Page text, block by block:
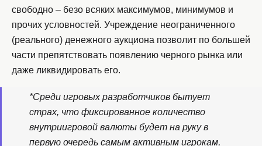
свободно – безо всяких максимумов, минимумов и
прочих условностей. Учреждение неограниченного
(реального) денежного аукциона позволит по большей
части препятствовать появлению черного рынка или
даже ликвидировать его.
*Среди игровых разработчиков бытует
страх, что фиксированное количество
внутриигровой валюты будет на руку в
первую очередь самым активным игрокам,